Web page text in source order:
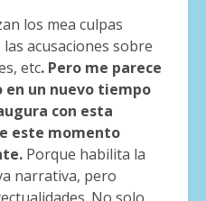
los mea culpas
acusaciones sobre
etc. Pero me parece
un nuevo tiempo
con esta
este momento
Porque habilita la
narrativa, pero
No solo